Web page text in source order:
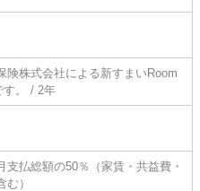
険株式会社による新すまいRoom
す。 / 2年
支払総額の50％（家賃・共益費・
）